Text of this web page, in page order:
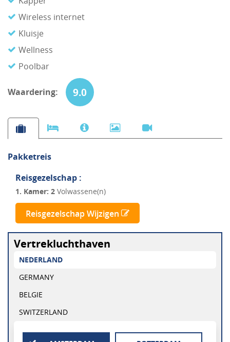
Wireless internet
Kluisje
Wellness
Poolbar
Waardering: 9.0
Pakketreis
Reisgezelschap :
1. Kamer: 2 Volwassene(n)
Reisgezelschap Wijzigen
Vertrekluchthaven
NEDERLAND
GERMANY
BELGIE
SWITZERLAND